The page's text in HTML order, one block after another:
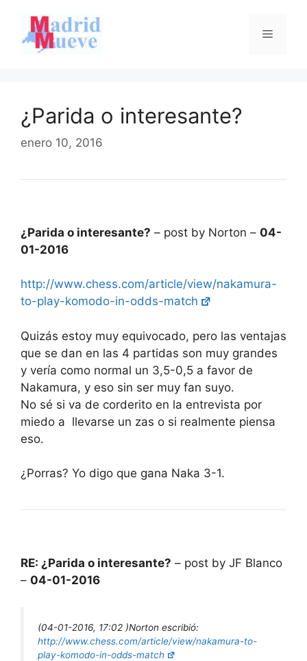
contenido
Menú
¿Parida o interesante?
enero 10, 2016
¿Parida o interesante? – post by Norton – 04-
01-2016
http://www.chess.com/article/view/nakamura-
to-play-komodo-in-odds-match
Quizás estoy muy equivocado, pero las ventajas
que se dan en las 4 partidas son muy grandes
y vería como normal un 3,5-0,5 a favor de
Nakamura, y eso sin ser muy fan suyo.
No sé si va de corderito en la entrevista por
miedo a llevarse un zas o si realmente piensa
eso.
¿Porras? Yo digo que gana Naka 3-1.
RE: ¿Parida o interesante? – post by JF Blanco
– 04-01-2016
(04-01-2016, 17:02 )Norton escribió:
http://www.chess.com/article/view/nakamura-to-
play-komodo-in-odds-match